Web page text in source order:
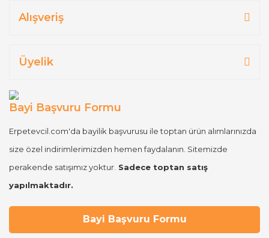
Alışveriş
Üyelik
Bayi Başvuru Formu
Erpetevcil.com'da bayilik başvurusu ile toptan ürün alımlarınızda
size özel indirimlerimizden hemen faydalanın. Sitemizde
perakende satışımız yoktur. Sadece toptan satış
yapılmaktadır.
Bayi Başvuru Formu